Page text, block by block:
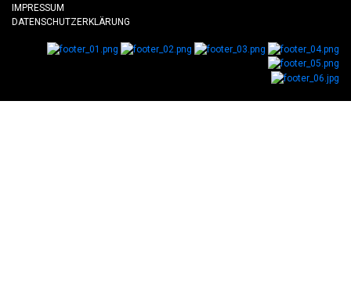
IMPRESSUM
DATENSCHUTZERKLÄRUNG